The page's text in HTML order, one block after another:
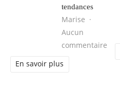
tendances
Marise
Aucun
commentaire
En savoir plus